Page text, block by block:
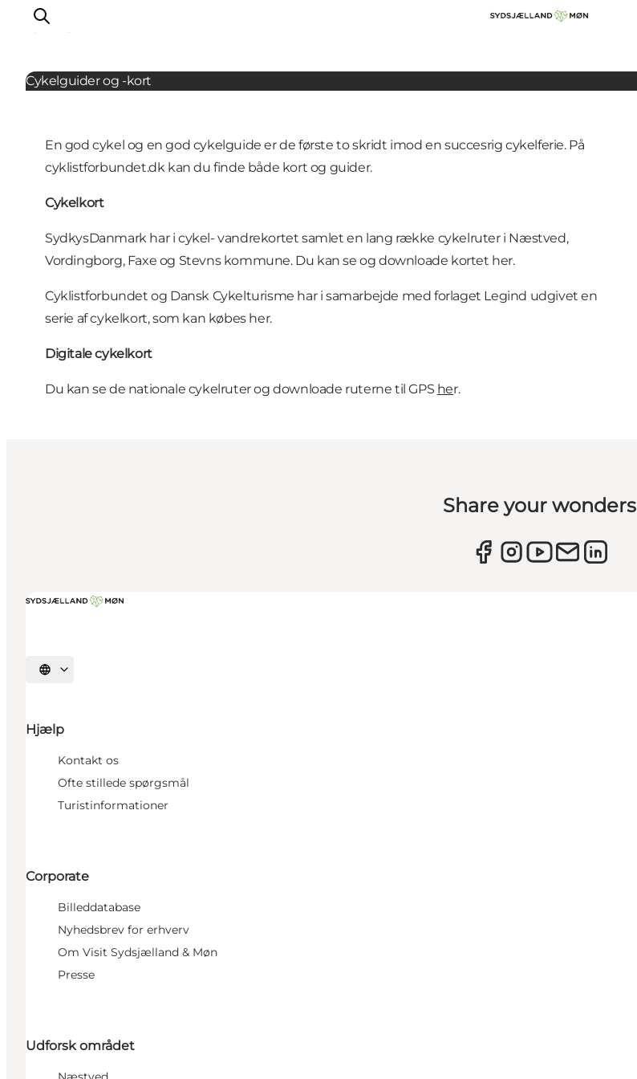
Oplev
Byer og steder
Events
Spis
Planlæg din tur
Cykling
Cykelguider og -kort
En god cykel og en god cykelguide er de første to skridt imod en succesrig cykelferie. På
cyklistforbundet.dk kan du finde både kort og guider.
Cykelkort
SydkysDanmark har i cykel- vandrekortet samlet en lang række cykelruter i Næstved,
Vordingborg, Faxe og Stevns kommune. Du kan se og downloade kortet her.
Cyklistforbundet og Dansk Cykelturisme har i samarbejde med forlaget Legind udgivet en
serie af cykelkort, som kan købes her.
Digitale cykelkort
Du kan se de nationale cykelruter og downloade ruterne til GPS her.
Share your wonders
Vælg sprog
Hjælp
Kontakt os
Ofte stillede spørgsmål
Turistinformationer
Corporate
Billeddatabase
Nyhedsbrev for erhverv
Om Visit Sydsjælland & Møn
Presse
Udforsk området